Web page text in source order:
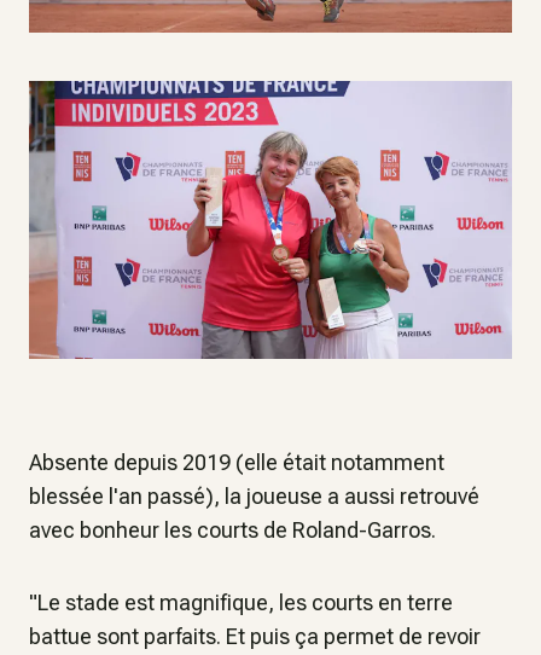
Absente depuis 2019 (elle était notamment
blessée l'an passé), la joueuse a aussi retrouvé
avec bonheur les courts de Roland-Garros.
"Le stade est magnifique, les courts en terre
battue sont parfaits. Et puis ça permet de revoir